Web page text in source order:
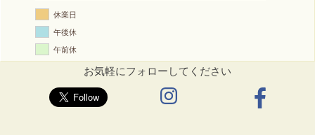
休業日
午後休
午前休
お気軽にフォローしてください